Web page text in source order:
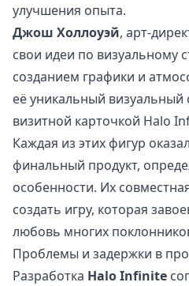
улучшения опыта.
Джош Холлоуэй, арт-
свои идеи по визуальному
созданием графики и
её уникальный визуальный
визитной карточкой Halo
Каждая из этих фигур
финальный продукт,
особенности. Их
создать игру, которая
любовь многих
Проблемы и задержки в
Разработка Halo Infinite